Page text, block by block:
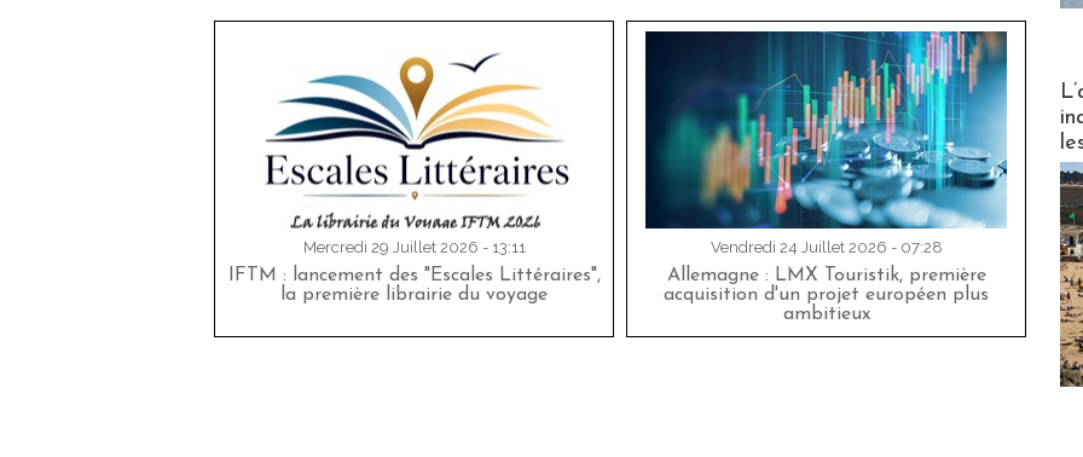
Mercredi 29 Juillet 2026 - 13:11
IFTM : lancement des "Escales Littéraires",
la première librairie du voyage
Vendredi 24 Juillet 2026 - 07:28
Allemagne : LMX Touristik, première
acquisition d'un projet européen plus
ambitieux